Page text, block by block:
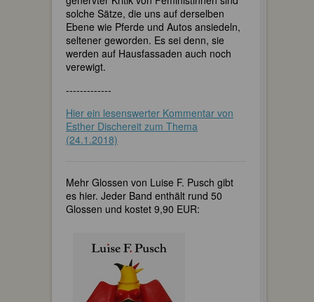
solche Sätze, die uns auf derselben
Ebene wie Pferde und Autos ansiedeln,
seltener geworden. Es sei denn, sie
werden auf Hausfassaden auch noch
verewigt.
-------------
Hier ein lesenswerter Kommentar von
Esther Dischereit zum Thema
(24.1.2018)
Mehr Glossen von Luise F. Pusch gibt
es hier. Jeder Band enthält rund 50
Glossen und kostet 9,90 EUR: